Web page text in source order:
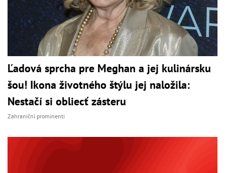
Ľadová sprcha pre Meghan a jej kulinársku
šou! Ikona životného štýlu jej naložila:
Nestačí si obliecť zásteru
Zahraniční prominenti